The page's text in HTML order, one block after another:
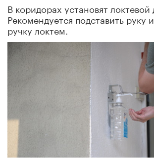
В коридорах установят локтевой
Рекомендуется подставить руку
ручку локтем.